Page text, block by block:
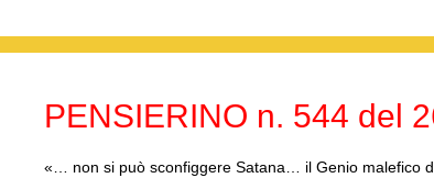
b
o
A
p
a
vi
PENSIERINO n. 544 del
«… non si può sconfiggere Satana… il Genio malefico